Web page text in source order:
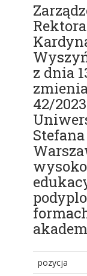
z dnia
42/
pozycja